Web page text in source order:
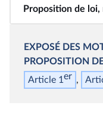
Proposition de loi,
EXPOSÉ DES
PROPOSITION
Article 1er